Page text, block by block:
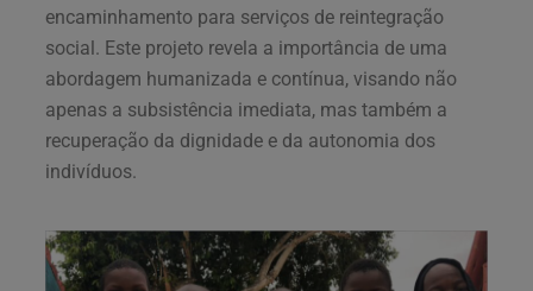
encaminhamento para serviços de reintegração
social. Este projeto revela a importância de uma
abordagem humanizada e contínua, visando não
apenas a subsistência imediata, mas também a
recuperação da dignidade e da autonomia dos
indivíduos.